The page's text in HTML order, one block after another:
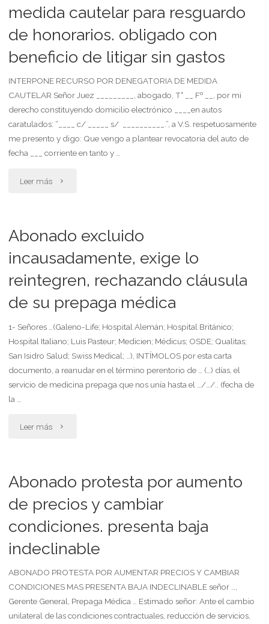
de
trabajo.
reclamo
de
de
la
medida cautelar para resguardo
de honorarios. obligado con
beneficio de litigar sin gastos
INTERPONE RECURSO POR DENEGATORIA DE MEDIDA
CAUTELAR Señor Juez _________, abogado, T° __ Fº __, por mi
derecho constituyendo domicilio electrónico ____en autos
caratulados: “____ c/ _____ s/ __________.”, a V.S. respetuosamente
me presento y digo: Que vengo a plantear revocatoria del auto de
fecha ___ corriente en tanto y …
Leer más "Abogado
denegatoria
medida
cautelar
para
resguardo
de
sin
Abonado excluido
incausadamente, exige lo
reintegren, rechazando cláusula
de su prepaga médica
1- Señores …(Galeno-Life; Hospital Alemán; Hospital Británico;
Hospital Italiano; Luis Pasteur; Medicien; Médicus; OSDE; Qualitas;
San Isidro Salud; Swiss Medical; …), INTÍMOLOS por esta carta
documento, a reanudar en el término perentorio de … (…) días, el
servicio de medicina prepaga que nos unía hasta el …/…/.. (fecha de
la …
Leer más "Abonado
incausadamente,
exige
lo
reintegren,
rechazando
de
Abonado protesta por aumento
de precios y cambiar
condiciones. presenta baja
indeclinable
ABONADO PROTESTA POR AUMENTAR PRECIOS Y CAMBIAR
CONDICIONES MAS PRESENTA BAJA INDECLINABLE señor …,
Gerente General, Prepaga Médica … Estimado señor: Ante el cambio
unilateral de las condiciones contractuales, reducción de servicios,